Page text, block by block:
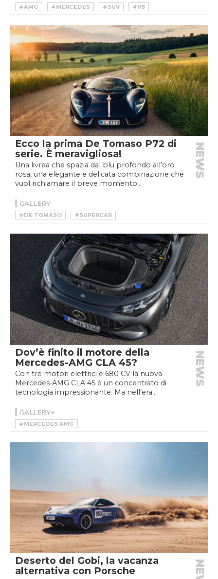
#AMG #MERCEDES #SUV #V8
Ecco la prima De Tomaso P72 di
serie. È meravigliosa!
Una livrea che spazia dal blu profondo all’oro
rosa, una elegante e delicata combinazione che
vuol richiamare il breve momento...
NEWS
GALLERY
#DE TOMASO #SUPERCAR
Dov’è finito il motore della
Mercedes-AMG CLA 45?
Con tre motori elettrici e 680 CV la nuova
Mercedes-AMG CLA 45 è un concentrato di
tecnologia impressionante. Ma nell’era...
NEWS
GALLERY+
#MERCEDES AMG
#MERCEDES-AMG CLA 45 4MATIC+
Deserto del Gobi, la vacanza
alternativa con Porsche